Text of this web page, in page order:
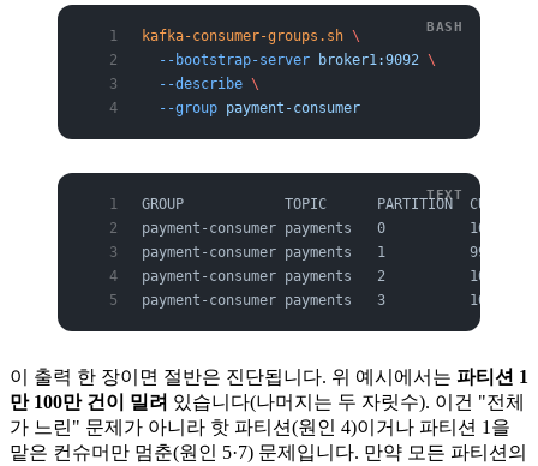
kafka-consumer-groups.sh \
  --bootstrap-server
broker1:9092 \
  --describe
\
  --group
payment-consumer
GROUP            TOPIC      PARTITION
payment-consumer payments   0
payment-consumer payments   1
payment-consumer payments   2
payment-consumer payments   3
이 출력 한 장이면 절반은 진단됩니다. 위 예시에서는 파티션 1
만 100만 건이 밀려 있습니다(나머지는 두 자릿수). 이건 "전체
가 느린" 문제가 아니라 핫 파티션(원인 4)이거나 파티션 1을
맡은 컨슈머만 멈춘(원인 5·7) 문제입니다. 만약 모든 파티션의